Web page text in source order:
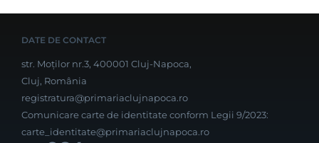
DATE DE CONTACT
str. Moților nr.3, 400001 Cluj-Napoca,
Cluj, România
registratura@primariaclujnapoca.ro
Comunicare carte de identitate conform Legii 9/2023:
carte_identitate@primariaclujnapoca.ro